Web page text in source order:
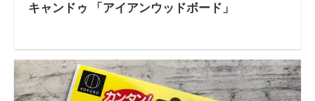
キャンドゥ 「アイアンウッドボード」